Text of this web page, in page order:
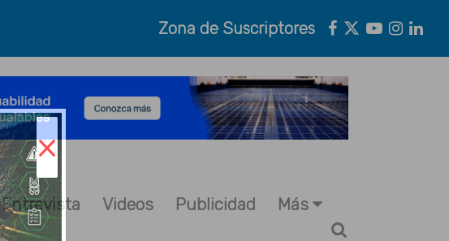
Zona de Suscriptores
Entrevista Videos Publicidad Más
×